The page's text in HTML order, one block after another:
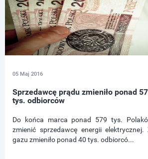
05 Maj 2016
Sprzedawcę prądu zmieniło ponad
tys. odbiorców
Do końca marca ponad 579 tys.
zmienić sprzedawcę energii
gazu zmieniło ponad 40 tys. odbiorcó...